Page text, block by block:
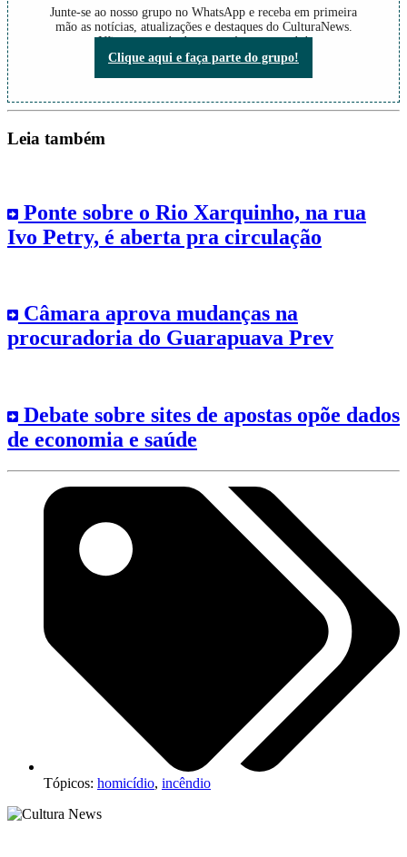
Junte-se ao nosso grupo no WhatsApp e receba em primeira
mão as notícias, atualizações e destaques do CulturaNews.
Não perca nada do que está acontecendo!
Clique aqui e faça parte do grupo!
Leia também
Ponte sobre o Rio Xarquinho, na rua
Ivo Petry, é aberta pra circulação
Câmara aprova mudanças na
procuradoria do Guarapuava Prev
Debate sobre sites de apostas opõe dados
de economia e saúde
Tópicos: homicídio, incêndio